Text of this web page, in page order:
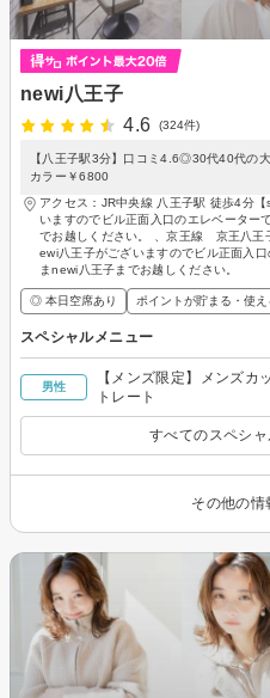
newi八王子
4.6
(324件)
【八王子駅3分】口コミ4.6◎30代40代の
カラー￥6800
アクセス：JR中央線 八王子駅 徒歩4分
いますのでビル正面入口のエレベーター
でお越しください。 、京王線 京王八
ewi八王子がございますのでビル正面入
まnewi八王子までお越しください。
◎ 本日空席あり ポイントが貯まる・使え
スペシャルメニュー
男性
【メンズ限定】メンズカ
トレート
すべてのスペシ
その他の情